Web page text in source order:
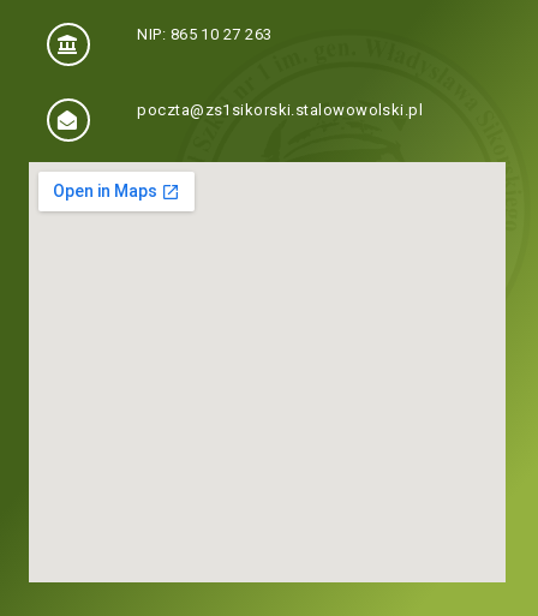
NIP: 865 10 27 263
poczta@zs1sikorski.stalowowolski.pl